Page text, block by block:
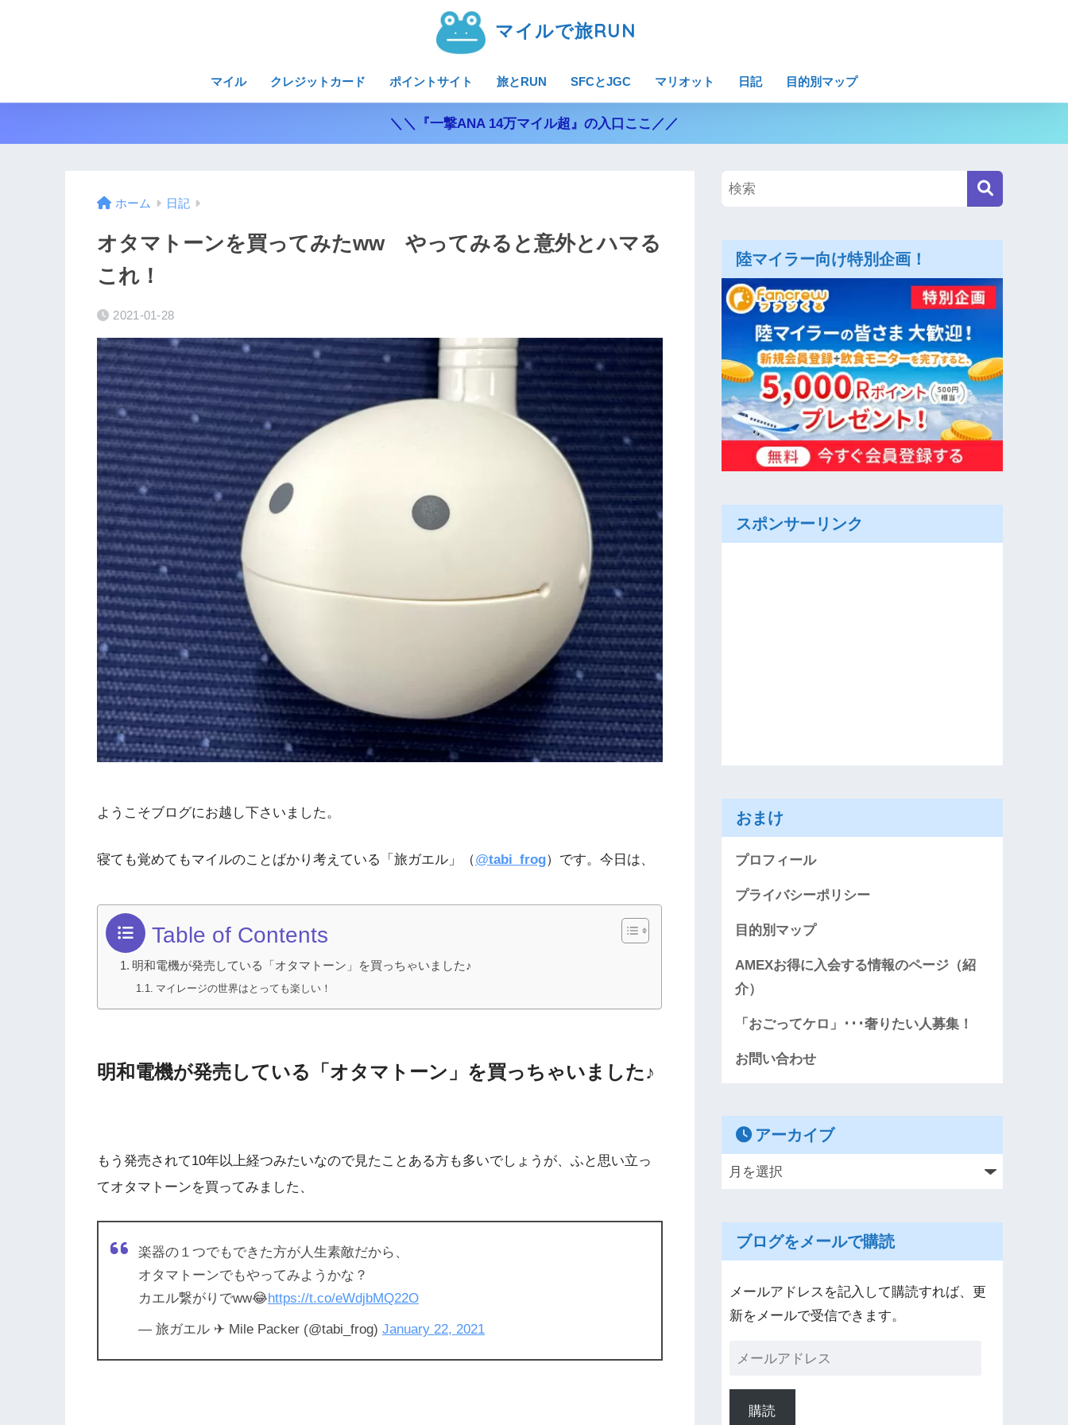
マイルで旅RUN
マイル クレジットカード ポイントサイト 旅とRUN SFCとJGC マリオット 日記 目的別マップ
＼＼『一撃ANA 14万マイル超』の入口ここ／／
ホーム 日記
オタマトーンを買ってみたww やってみると意外とハマる
これ！
2021-01-28
ようこそブログにお越し下さいました。
寝ても覚めてもマイルのことばかり考えている「旅ガエル」（@tabi_frog）です。今日は、
Table of Contents
明和電機が発売している「オタマトーン」を買っちゃいました♪
マイレージの世界はとっても楽しい！
明和電機が発売している「オタマトーン」を買っちゃいました♪
もう発売されて10年以上経つみたいなので見たことある方も多いでしょうが、ふと思い立っ
てオタマトーンを買ってみました、
楽器の１つでもできた方が人生素敵だから、
オタマトーンでもやってみようかな？
カエル繋がりでww😂https://t.co/eWdjbMQ22O
— 旅ガエル ✈︎ Mile Packer (@tabi_frog) January 22, 2021
陸マイラー向け特別企画！
スポンサーリンク
おまけ
プロフィール
プライバシーポリシー
目的別マップ
AMEXお得に入会する情報のページ（紹
介）
「おごってケロ」･･･奢りたい人募集！
お問い合わせ
アーカイブ
ブログをメールで購読
メールアドレスを記入して購読すれば、更
新をメールで受信できます。
購読